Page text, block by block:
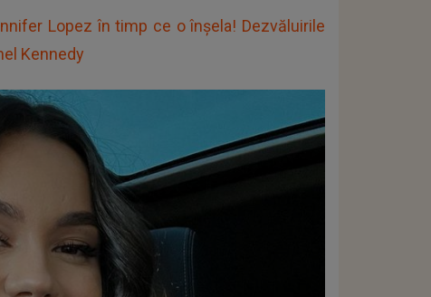
Lopez în timp ce o înșela! Dezvăluirile
Kennedy